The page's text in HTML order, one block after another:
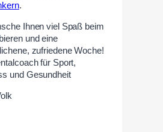
.
Ihnen viel Spaß beim
und eine
zufriedene Woche!
für Sport,
und Gesundheit